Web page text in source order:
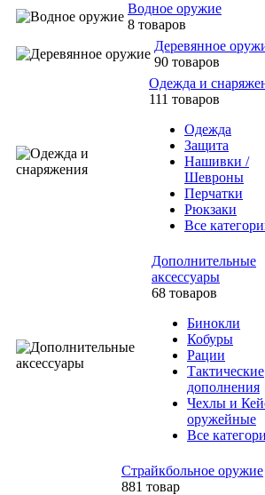
Водное оружие
8 товаров
Деревянное
90 товаров
Одежда и
111 товаров
Одежда
Защита
Нашивки /
Шевроны
Перчатки
Рюкзаки
Все
Дополнительные
аксессуары
68 товаров
Бинокли
Кобуры
Рации
Тактические
дополнения
Чехлы и
оружейные
Все
Страйкбольное оружие
881 товар